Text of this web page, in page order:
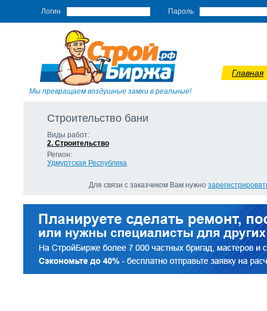
Логин Пароль
Мы превращаем воздушные замки в реальные!
Главная
Строительство бани
Виды работ:
2. Строительство
Регион:
Удмуртская Республика
Для связи с заказчиком Вам нужно